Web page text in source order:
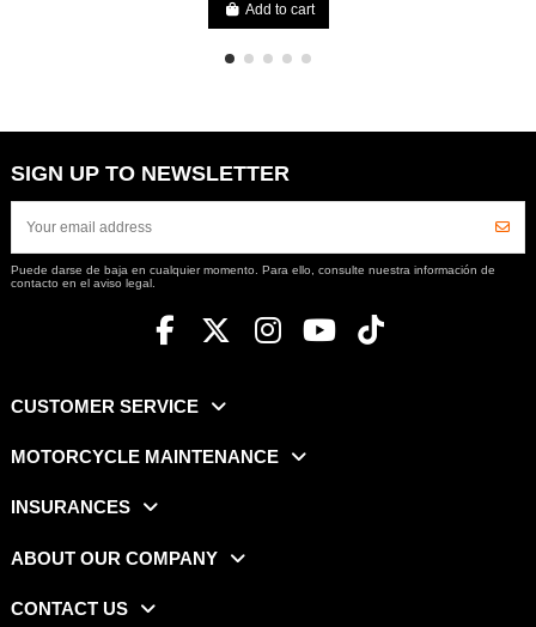
Add to cart
SIGN UP TO NEWSLETTER
Puede darse de baja en cualquier momento. Para ello, consulte nuestra información de
contacto en el aviso legal.
CUSTOMER SERVICE
MOTORCYCLE MAINTENANCE
INSURANCES
ABOUT OUR COMPANY
CONTACT US